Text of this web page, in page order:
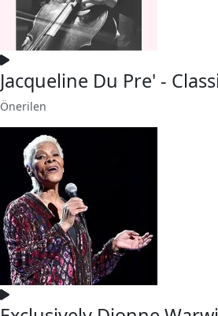
Jacqueline Du Pre' -
Önerilen